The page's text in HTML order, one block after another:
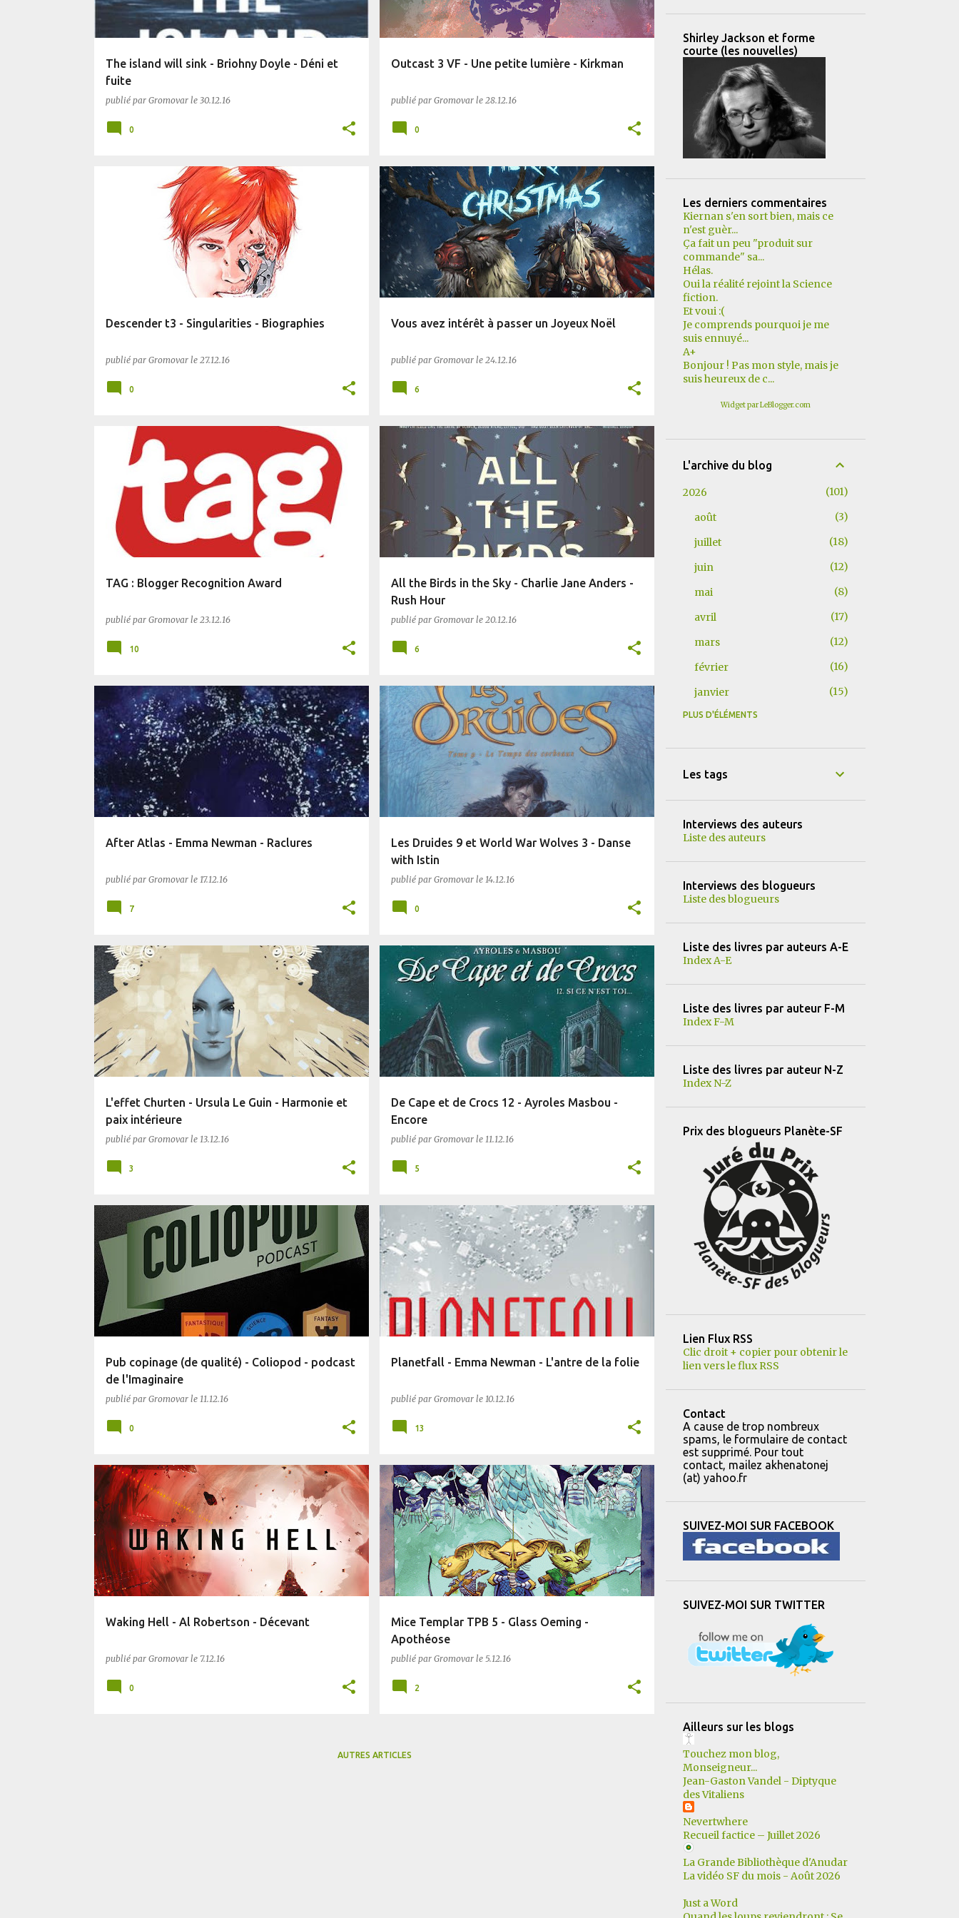
The island will sink - Briohny Doyle - Déni et
fuite
publié par Gromovar le 30.12.16
0
Outcast 3 VF - Une petite lumière - Kirkman
publié par Gromovar le 28.12.16
0
Descender t3 - Singularities - Biographies
publié par Gromovar le 27.12.16
SF
0
Vous avez intérêt à passer un Joyeux Noël
publié par Gromovar le 24.12.16
6
TAG : Blogger Recognition Award
publié par Gromovar le 23.12.16
10
All the Birds in the Sky - Charlie Jane Anders -
Rush Hour
publié par Gromovar le 20.12.16
FANTASY
6
After Atlas - Emma Newman - Raclures
publié par Gromovar le 17.12.16
CYBERPUNK
7
Les Druides 9 et World War Wolves 3 - Danse
with Istin
publié par Gromovar le 14.12.16
BD COMICS ROMAN HISTORIQUE
ZOMBIES/VAMPIRES
0
L'effet Churten - Ursula Le Guin - Harmonie et
paix intérieure
publié par Gromovar le 13.12.16
SF
3
De Cape et de Crocs 12 - Ayroles Masbou -
Encore
publié par Gromovar le 11.12.16
BD BLUFFANT ROMAN HISTORIQUE
5
Pub copinage (de qualité) - Coliopod - podcast
de l'Imaginaire
publié par Gromovar le 11.12.16
0
Planetfall - Emma Newman - L'antre de la folie
publié par Gromovar le 10.12.16
BLUFFANT SF
13
Waking Hell - Al Robertson - Décevant
publié par Gromovar le 7.12.16
CYBERPUNK
0
Mice Templar TPB 5 - Glass Oeming -
Apothéose
publié par Gromovar le 5.12.16
BLUFFANT COMICS FANTASY
2
AUTRES ARTICLES
Shirley Jackson et forme
courte (les nouvelles)
Les derniers commentaires
Kiernan s'en sort bien, mais ce
n'est guèr...
Ça fait un peu "produit sur
commande" sa...
Hélas.
Oui la réalité rejoint la Science
fiction.
Et voui :(
Je comprends pourquoi je me
suis ennuyé...
A+
Bonjour ! Pas mon style, mais je
suis heureux de c...
Widget par LeBlogger.com
L'archive du blog
2026
101
août
3
juillet
18
juin
12
mai
8
avril
17
mars
12
février
16
janvier
15
2025
novembre
septembre
août
13
juin
avril
16
mars
janvier
11
décembre
25
septembre
août
juillet
juin
mai
avril
février
12
janvier
2023
décembre
14
novembre
octobre
22
septembre
juin
février
janvier
octobre
septembre
août
juillet
juin
14
19
PLUS D'ÉLÉMENTS
Les tags
Interviews des auteurs
Liste des auteurs
Interviews des blogueurs
Liste des blogueurs
Liste des livres par auteurs A-E
Index A-E
Liste des livres par auteur F-M
Index F-M
Liste des livres par auteur N-Z
Index N-Z
Prix des blogueurs Planète-SF
Lien Flux RSS
Clic droit + copier pour obtenir le
lien vers le flux RSS
Contact
A cause de trop nombreux
spams, le formulaire de contact
est supprimé. Pour tout
contact, mailez akhenatonej
(at) yahoo.fr
SUIVEZ-MOI SUR FACEBOOK
SUIVEZ-MOI SUR TWITTER
Ailleurs sur les blogs
Touchez mon blog,
Monseigneur...
Jean-Gaston Vandel - Diptyque
des Vitaliens
Nevertwhere
Recueil factice – Juillet 2026
La Grande Bibliothèque d'Anudar
La vidéo SF du mois - Août 2026
Just a Word